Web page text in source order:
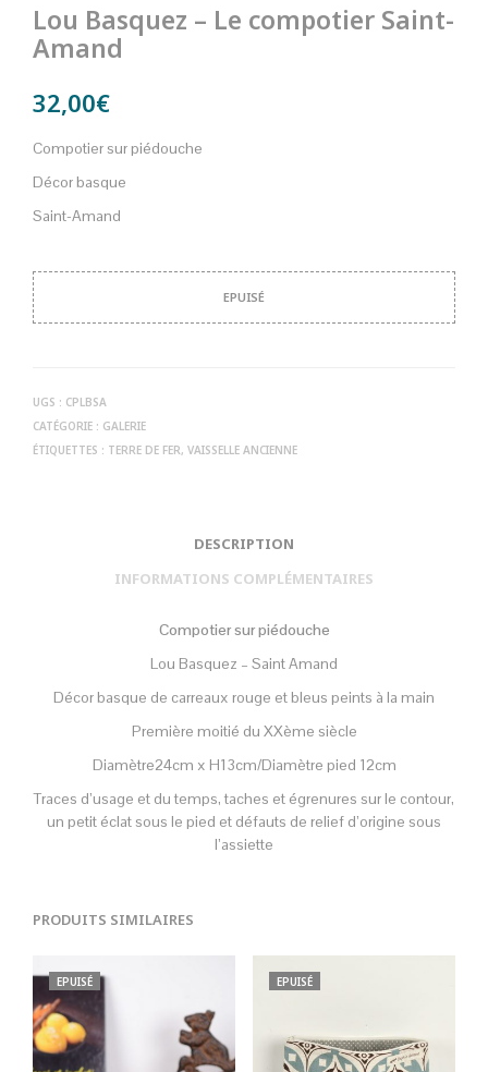
Lou Basquez – Le compotier Saint-
Amand
32,00€
Compotier sur piédouche
Décor basque
Saint-Amand
EPUISÉ
UGS : CPLBSA
CATÉGORIE : GALERIE
ÉTIQUETTES : TERRE DE FER, VAISSELLE ANCIENNE
DESCRIPTION
INFORMATIONS COMPLÉMENTAIRES
Compotier sur piédouche
Lou Basquez – Saint Amand
Décor basque de carreaux rouge et bleus peints à la main
Première moitié du XXème siècle
Diamètre24cm x H13cm/Diamètre pied 12cm
Traces d’usage et du temps, taches et égrenures sur le contour,
un petit éclat sous le pied et défauts de relief d’origine sous
l’assiette
PRODUITS SIMILAIRES
EPUISÉ EPUISÉ